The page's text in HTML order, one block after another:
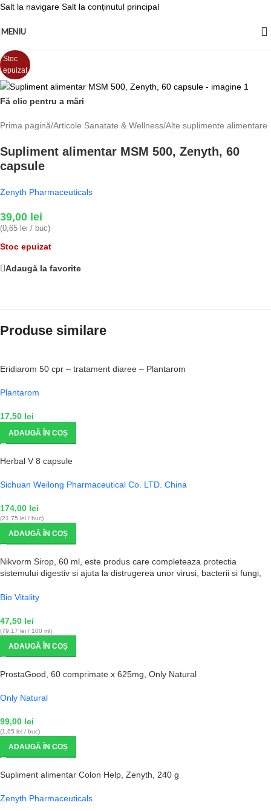
Salt la navigare Salt la conținutul principal
MENIU
Stoc
epuizat
Fă clic pentru a mări
Prima pagină/Articole Sanatate & Wellness/Alte suplimente alimentare
Supliment alimentar MSM 500, Zenyth, 60
capsule
Zenyth Pharmaceuticals
39,00 lei
(0,65 lei / buc)
Stoc epuizat
Adaugă la favorite
Produse similare
Eridiarom 50 cpr – tratament diaree – Plantarom
Plantarom
17,50 lei
ADAUGĂ ÎN COȘ
Herbal V 8 capsule
Sichuan Weilong Pharmaceutical Co. LTD. China
174,00 lei
(21,75 lei / buc)
ADAUGĂ ÎN COȘ
Nikvorm Sirop, 60 ml, este produs care completeaza protectia
sistemului digestiv si ajuta la distrugerea unor virusi, bacterii si fungi,
Vitality
Bio Vitality
47,50 lei
(79,17 lei / 100 ml)
ADAUGĂ ÎN COȘ
ProstaGood, 60 comprimate x 625mg, Only Natural
Only Natural
99,00 lei
(1,65 lei / buc)
ADAUGĂ ÎN COȘ
Supliment alimentar Colon Help, Zenyth, 240 g
Zenyth Pharmaceuticals